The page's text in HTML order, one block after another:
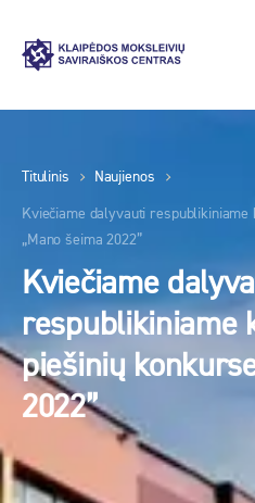
Titulinis Naujienos
Kviečiame dalyvauti
„Mano šeima 2022”
Kviečiame
respublikiniame
piešinių
2022”